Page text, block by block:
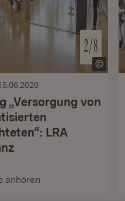
15.06.2020
„Versorgung von
LRA
anhören